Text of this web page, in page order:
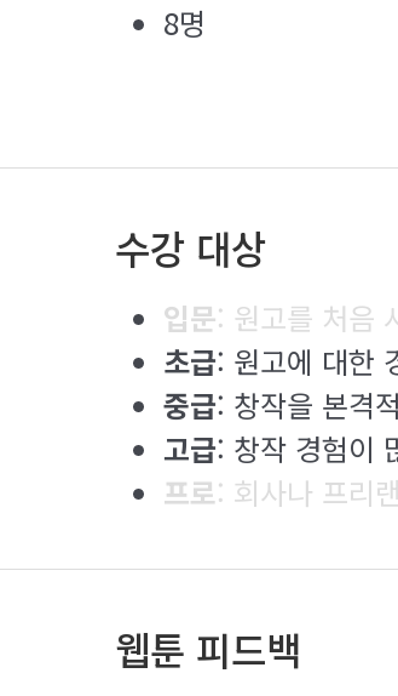
8명
수강 대상
입문: 원고를 처음
초급: 원고에 대한
중급: 창작을 본격
고급: 창작 경험이
프로: 회사나 프리
웹툰 피드백